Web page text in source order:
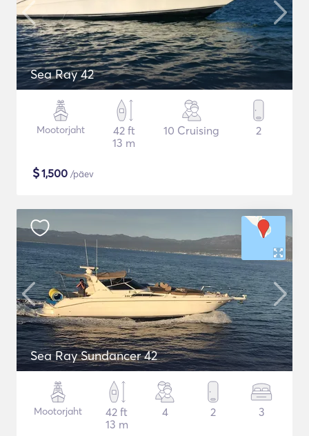
Sea Ray 42
Mootorjaht
42 ft
13 m
10 Cruising 2
$1,500 /päev
Sea Ray Sundancer 42
Mootorjaht
42 ft
13 m
4 2 3